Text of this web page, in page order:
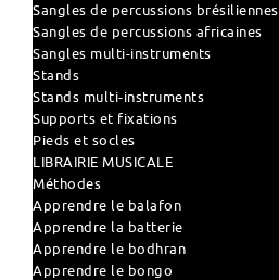
Sangles de percussions brésiliennes
Sangles de percussions africaines
Sangles multi-instruments
Stands
Stands multi-instruments
Supports et fixations
Pieds et socles
LIBRAIRIE MUSICALE
Méthodes
Apprendre le balafon
Apprendre la batterie
Apprendre le bodhran
Apprendre le bongo